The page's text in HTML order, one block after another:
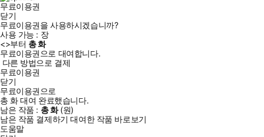
무료이용권
닫기
무료이용권을 사용하시겠습니까?
사용 가능 : 장
<>부터 총화
무료이용권으로 대여합니다.
다른 방법으로 결제
무료이용권
닫기
무료이용권으로
총 화대여 완료했습니다.
남은 작품 : 총화(원)
남은 작품 결제하기 대여한 작품 바로보기
도움말